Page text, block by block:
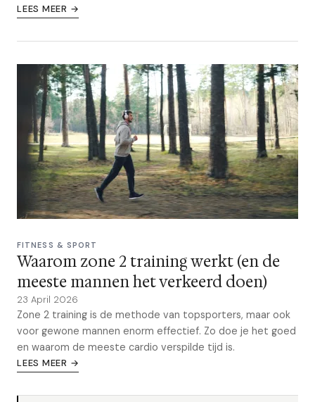
LEES MEER →
FITNESS & SPORT
Waarom zone 2 training werkt (en de
meeste mannen het verkeerd doen)
23 April 2026
Zone 2 training is de methode van topsporters, maar ook
voor gewone mannen enorm effectief. Zo doe je het goed
en waarom de meeste cardio verspilde tijd is.
LEES MEER →